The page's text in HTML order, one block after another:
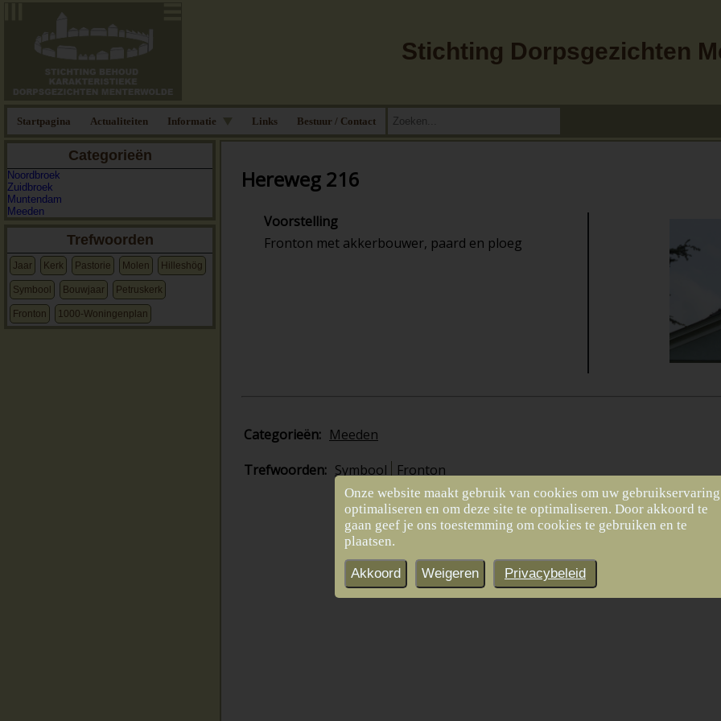
Stichting Dorpsgezichten
Startpagina Actualiteiten Informatie Links Bestuur / Contact
Categorieën
Noordbroek
Zuidbroek
Muntendam
Meeden
Trefwoorden
Jaar Kerk Pastorie Molen Hilleshög
Symbool Bouwjaar Petruskerk
Fronton 1000-Woningenplan
Hereweg 216
Voorstelling
Fronton met akkerbouwer, paard en ploeg
Categorieën: Meeden
Trefwoorden: Symbool Fronton
Volgende
Vorige
Onze website maakt gebruik van cookies om uw
optimaliseren en om deze site te optimaliseren. Door akkoord te
gaan geef je ons toestemming om cookies te gebruiken en te
plaatsen.
Akkoord Weigeren Privacybeleid